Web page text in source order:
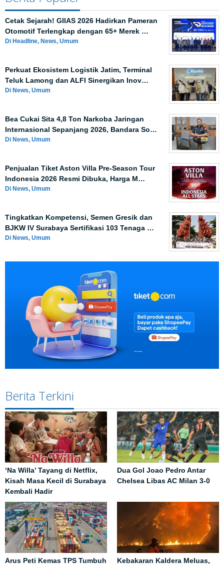
Cetak Sejarah! GIIAS 2026 Hadirkan Pameran
Otomotif Terlengkap dengan 65+ Merek …
Di Headline, News, Umum
Perkuat Ekosistem Logistik Jatim, Terminal
Teluk Lamong dan ALFI Sinergikan Inov…
Di News, Umum
Bea Cukai Sita 4,8 Ton Narkoba Jaringan
Internasional Sepanjang 2026, Bandara So…
Di News, Umum
Penjualan Tiket Aston Villa Pre-Season Tour
Indonesia 2026 Resmi Dibuka, Harga M…
Di News, Umum
Tingkatkan Kompetensi, Semen Gresik dan
BJKW IV Surabaya Sertifikasi 103 Tenaga …
Di News, Umum
Berita Terkini
‘Na Willa’ Tayang di Netflix,
Kisah Masa Kecil di Surabaya
Kembali Hadir
Dua Gol Joao Pedro Antar
Chelsea Libas AC Milan 3-0
Arus Peti Kemas TPS Tumbuh Kebakaran Kaldera Meluas,